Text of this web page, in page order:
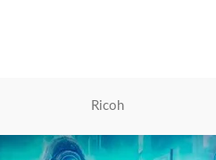
Ricoh